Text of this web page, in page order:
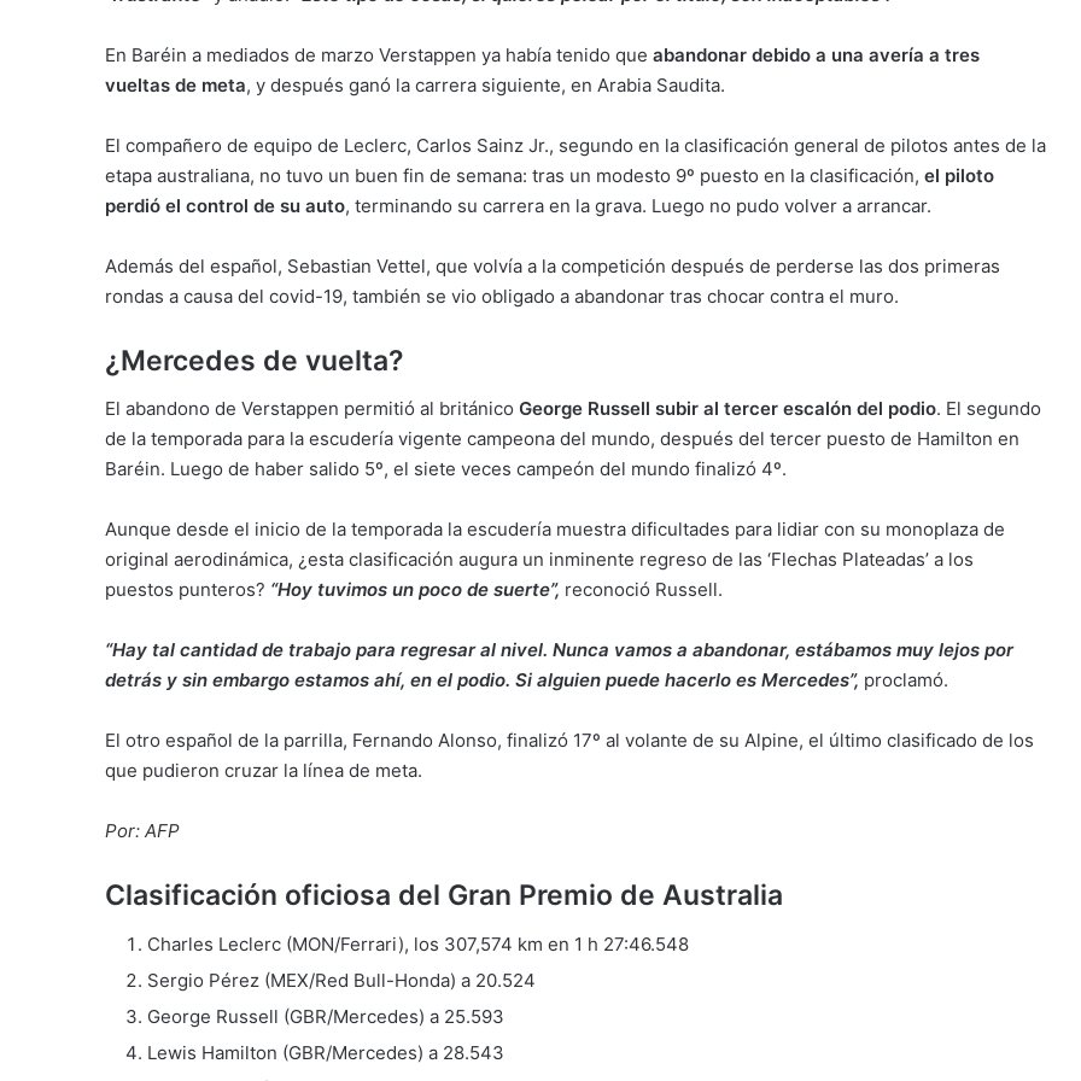
En Baréin a mediados de marzo Verstappen ya había tenido que abandonar debido a una avería a tres
vueltas de meta, y después ganó la carrera siguiente, en Arabia Saudita.
El compañero de equipo de Leclerc, Carlos Sainz Jr., segundo en la clasificación general de pilotos antes de la
etapa australiana, no tuvo un buen fin de semana: tras un modesto 9º puesto en la clasificación, el piloto
perdió el control de su auto, terminando su carrera en la grava. Luego no pudo volver a arrancar.
Además del español, Sebastian Vettel, que volvía a la competición después de perderse las dos primeras
rondas a causa del covid-19, también se vio obligado a abandonar tras chocar contra el muro.
¿Mercedes de vuelta?
El abandono de Verstappen permitió al británico George Russell subir al tercer escalón del podio. El segundo
de la temporada para la escudería vigente campeona del mundo, después del tercer puesto de Hamilton en
Baréin. Luego de haber salido 5º, el siete veces campeón del mundo finalizó 4º.
Aunque desde el inicio de la temporada la escudería muestra dificultades para lidiar con su monoplaza de
original aerodinámica, ¿esta clasificación augura un inminente regreso de las ‘Flechas Plateadas’ a los
puestos punteros? “Hoy tuvimos un poco de suerte”, reconoció Russell.
“Hay tal cantidad de trabajo para regresar al nivel. Nunca vamos a abandonar, estábamos muy lejos por
detrás y sin embargo estamos ahí, en el podio. Si alguien puede hacerlo es Mercedes”, proclamó.
El otro español de la parrilla, Fernando Alonso, finalizó 17º al volante de su Alpine, el último clasificado de los
que pudieron cruzar la línea de meta.
Por: AFP
Clasificación oficiosa del Gran Premio de Australia
Charles Leclerc (MON/Ferrari), los 307,574 km en 1 h 27:46.548
Sergio Pérez (MEX/Red Bull-Honda) a 20.524
George Russell (GBR/Mercedes) a 25.593
Lewis Hamilton (GBR/Mercedes) a 28.543